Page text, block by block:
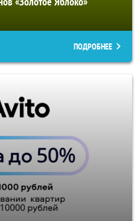
ПОДРОБНЕЕ